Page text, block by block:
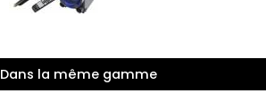
Dans la même gamme